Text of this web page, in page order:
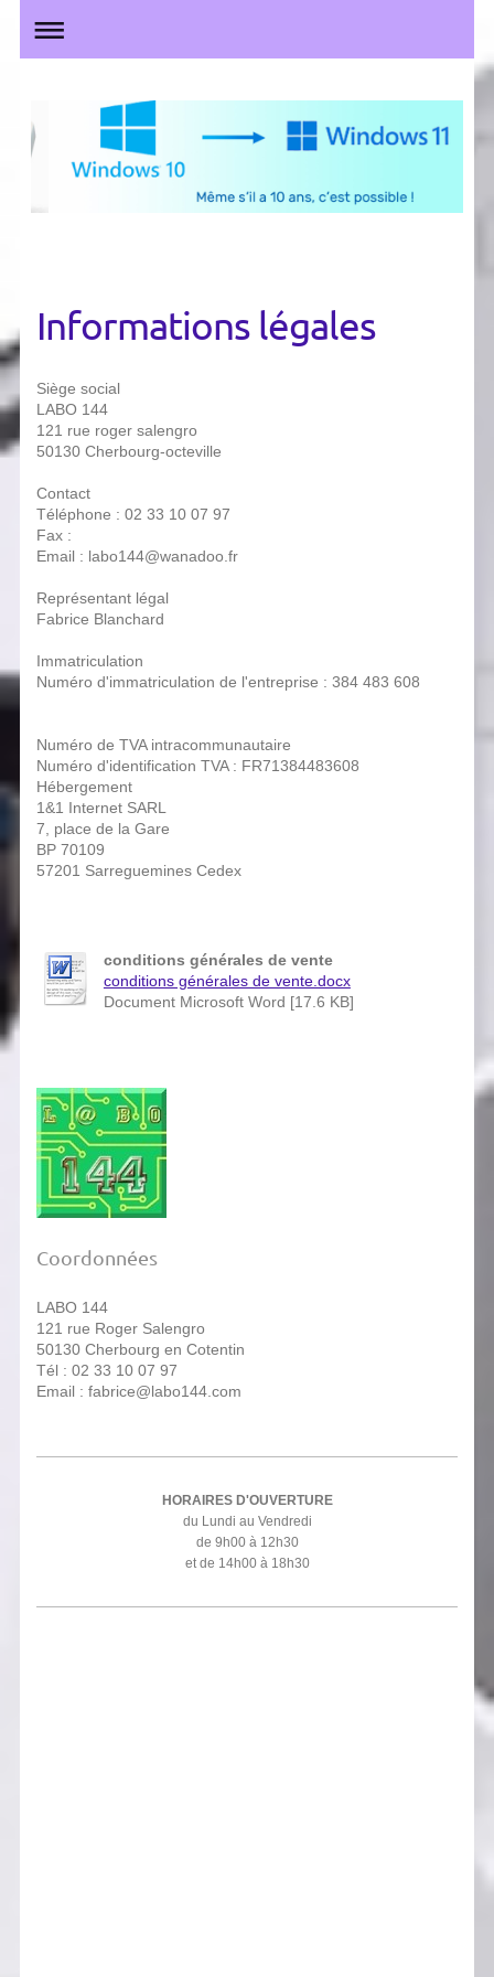
Informations légales
Siège social
LABO 144
121 rue roger salengro
50130 Cherbourg-octeville
Contact
Téléphone : 02 33 10 07 97
Fax :
Email : labo144@wanadoo.fr
Représentant légal
Fabrice Blanchard
Immatriculation
Numéro d'immatriculation de l'entreprise : 384 483 608
Numéro de TVA intracommunautaire
Numéro d'identification TVA : FR71384483608
Hébergement
1&1 Internet SARL
7, place de la Gare
BP 70109
57201 Sarreguemines Cedex
conditions générales de vente
conditions générales de vente.docx
Document Microsoft Word [17.6 KB]
Coordonnées
LABO 144
121 rue Roger Salengro
50130 Cherbourg en Cotentin
Tél : 02 33 10 07 97
Email : fabrice@labo144.com
HORAIRES D'OUVERTURE
du Lundi au Vendredi
de 9h00 à 12h30
et de 14h00 à 18h30